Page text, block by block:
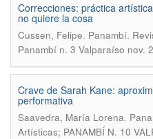
Correcciones: práctica
no quiere la cosa
Cussen, Felipe. Panambí.
Panambí n. 3 Valparaíso nov.
Crave de Sarah Kane:
performativa
Saavedra, María Lorena.
Artísticas; PANAMBÍ N. 10